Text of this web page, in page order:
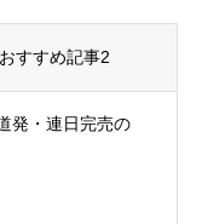
おすすめ記事2
発・連日完売の